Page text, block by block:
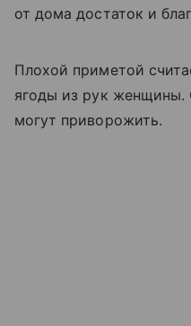
от дома достаток и
Плохой приметой
ягоды из рук женщины.
могут приворожить.